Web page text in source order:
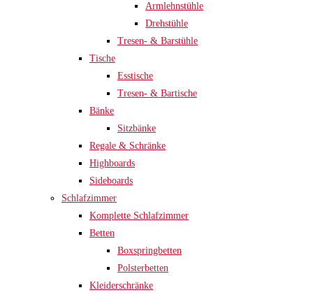
Armlehnstühle
Drehstühle
Tresen- & Barstühle
Tische
Esstische
Tresen- & Bartische
Bänke
Sitzbänke
Regale & Schränke
Highboards
Sideboards
Schlafzimmer
Komplette Schlafzimmer
Betten
Boxspringbetten
Polsterbetten
Kleiderschränke